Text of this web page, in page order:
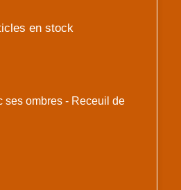
en stock
ses ombres - Receuil de